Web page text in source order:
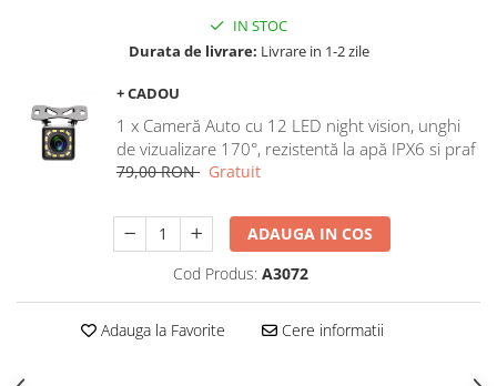
Navigatii Iveco
Navigatii Chrysler
Navigatie universala
Playere auto
Navigatii 1 DIN
Navigatie GPS Portabil
Accesorii navigatii
IN STOC
Durata de livrare: Livrare in 1-2 zile
+ CADOU
1 x Cameră Auto cu 12 LED night vision, unghi
de vizualizare 170°, rezistentă la apă IPX6 si praf
79,00 RON Gratuit
ADAUGA IN COS
Cod Produs: A3072
Adauga la Favorite Cere informatii